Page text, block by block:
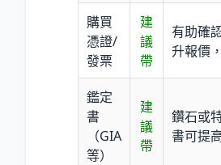
購買
憑證/
發票
建
議
帶
有助確
升報價
鑑定
書
（GIA
等）
建
議
帶
鑽石或
書可提